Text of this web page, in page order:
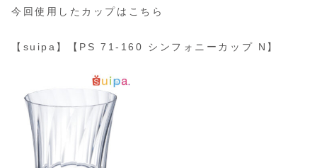
今回使用したカップはこちら
【suipa】【PS 71-160 シンフォニーカップ N】